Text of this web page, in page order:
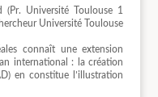
(Pr. Université Toulouse 1
Université Toulouse
connaît une extension
international : la création
en constitue l’illustration